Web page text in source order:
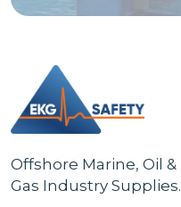
Offshore Marine, Oil &
Gas Industry Supplies.